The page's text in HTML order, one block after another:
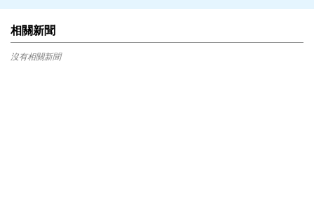
相關新聞
沒有相關新聞